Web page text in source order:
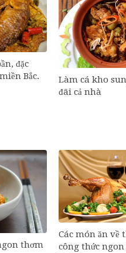
đặc
Bắc.
Làm cá kho
đãi cả nhà
thơm
Các món ăn về
công thức